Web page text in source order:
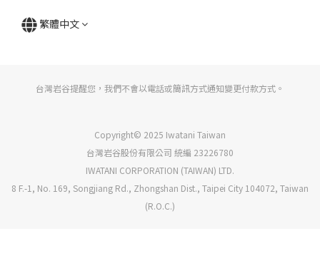
繁體中文
台灣岩谷提醒您，我們不會以電話或簡訊方式通知變更付款方式。
Copyright© 2025 Iwatani Taiwan
台灣岩谷股份有限公司 統編 23226780
IWATANI CORPORATION (TAIWAN) LTD.
8 F.-1, No. 169, Songjiang Rd., Zhongshan Dist., Taipei City 104072, Taiwan
(R.O.C.)